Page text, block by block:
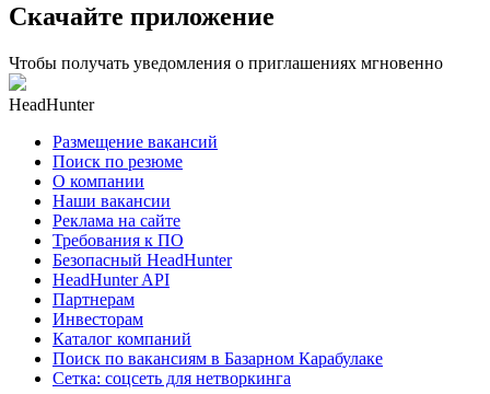
Скачайте приложение
Чтобы получать уведомления о приглашениях мгновенно
HeadHunter
Размещение вакансий
Поиск по резюме
О компании
Наши вакансии
Реклама на сайте
Требования к ПО
Безопасный HeadHunter
HeadHunter API
Партнерам
Инвесторам
Каталог компаний
Поиск по вакансиям в Базарном Карабулаке
Сетка: соцсеть для нетворкинга